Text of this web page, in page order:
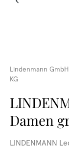
Lindenmann
KG
Damen
LINDENMANN